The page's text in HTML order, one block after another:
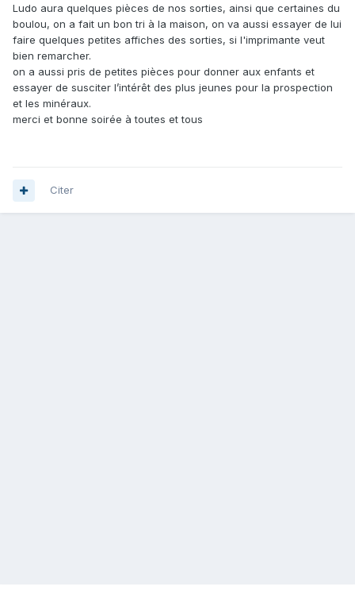
Ludo aura quelques pièces de nos sorties, ainsi que certaines du
boulou, on a fait un bon tri à la maison, on va aussi essayer de lui
faire quelques petites affiches des sorties, si l'imprimante veut
bien remarcher.
on a aussi pris de petites pièces pour donner aux enfants et
essayer de susciter l’intérêt des plus jeunes pour la prospection
et les minéraux.
merci et bonne soirée à toutes et tous
Citer